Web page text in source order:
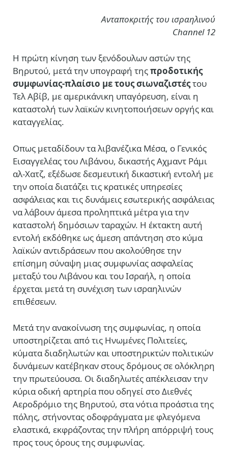
Ανταποκριτής του ισραηλινού
Channel 12
Η πρώτη κίνηση των ξενόδουλων αστών της
Βηρυτού, μετά την υπογραφή τηςπροδοτικής
συμφωνίας-πλαίσιο με τους σιωναζιστέςτου
Τελ Αβίβ, με αμερικάνικη υπαγόρευση, είναι η
καταστολή των λαϊκών κινητοποιήσεων οργής και
καταγγελίας.
Οπως μεταδίδουν τα λιβανέζικα Μέσα, ο Γενικός
Εισαγγελέας του Λιβάνου, δικαστής Αχμαντ Ράμι
αλ-Χατζ, εξέδωσε δεσμευτική δικαστική εντολή με
την οποία διατάζει τις κρατικές υπηρεσίες
ασφάλειας και τις δυνάμεις εσωτερικής ασφάλειας
να λάβουν άμεσα προληπτικά μέτρα για την
καταστολή δημόσιων ταραχών. Η έκτακτη αυτή
εντολή εκδόθηκε ως άμεση απάντηση στο κύμα
λαϊκών αντιδράσεων που ακολούθησε την
επίσημη σύναψη μιας συμφωνίας ασφαλείας
μεταξύ του Λιβάνου και του Ισραήλ, η οποία
έρχεται μετά τη συνέχιση των ισραηλινών
επιθέσεων.
Μετά την ανακοίνωση της συμφωνίας, η οποία
υποστηρίζεται από τις Ηνωμένες Πολιτείες,
κύματα διαδηλωτών και υποστηρικτών πολιτικών
δυνάμεων κατέβηκαν στους δρόμους σε ολόκληρη
την πρωτεύουσα. Οι διαδηλωτές απέκλεισαν την
κύρια οδική αρτηρία που οδηγεί στο Διεθνές
Αεροδρόμιο της Βηρυτού, στα νότια προάστια της
πόλης, στήνοντας οδοφράγματα με φλεγόμενα
ελαστικά, εκφράζοντας την πλήρη απόρριψή τους
προς τους όρους της συμφωνίας.